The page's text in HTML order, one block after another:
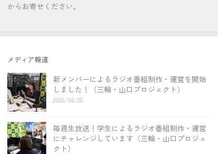
からお寄せください。
メディア報道
新メンバーによるラジオ番組制作・運営を開始
しました！（三輪・山口プロジェクト）
2026/06/25
毎週生放送！学生によるラジオ番組制作・運営
にチャレンジしています（三輪・山口プロジェ
クト）